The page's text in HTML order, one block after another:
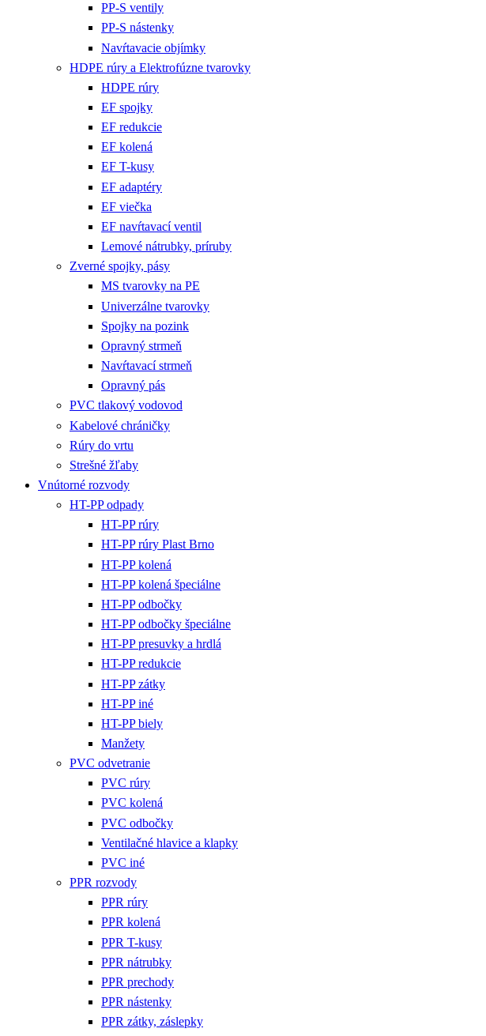
PP-S ventily
PP-S nástenky
Navŕtavacie objímky
HDPE rúry a Elektrofúzne tvarovky
HDPE rúry
EF spojky
EF redukcie
EF kolená
EF T-kusy
EF adaptéry
EF viečka
EF navŕtavací ventil
Lemové nátrubky, príruby
Zverné spojky, pásy
MS tvarovky na PE
Univerzálne tvarovky
Spojky na pozink
Opravný strmeň
Navŕtavací strmeň
Opravný pás
PVC tlakový vodovod
Kabelové chráničky
Rúry do vrtu
Strešné žľaby
Vnútorné rozvody
HT-PP odpady
HT-PP rúry
HT-PP rúry Plast Brno
HT-PP kolená
HT-PP kolená špeciálne
HT-PP odbočky
HT-PP odbočky špeciálne
HT-PP presuvky a hrdlá
HT-PP redukcie
HT-PP zátky
HT-PP iné
HT-PP biely
Manžety
PVC odvetranie
PVC rúry
PVC kolená
PVC odbočky
Ventilačné hlavice a klapky
PVC iné
PPR rozvody
PPR rúry
PPR kolená
PPR T-kusy
PPR nátrubky
PPR prechody
PPR nástenky
PPR zátky, záslepky